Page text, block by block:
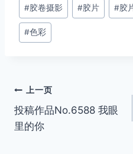
标
签：
#胶卷摄影 #胶片 #胶
#色彩
文
章
上一页
投稿作品No.6588 我眼
里的你